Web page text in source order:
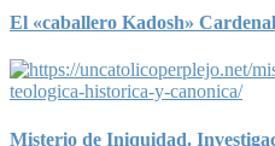
El «caballero Kadosh»
Misterio de Iniquidad.